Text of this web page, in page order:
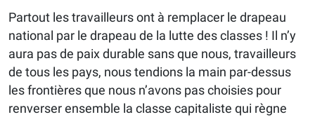
Partout les travailleurs ont à remplacer le drapeau
national par le drapeau de la lutte des classes ! Il n’y
aura pas de paix durable sans que nous, travailleurs
de tous les pays, nous tendions la main par-dessus
les frontières que nous n’avons pas choisies pour
renverser ensemble la classe capitaliste qui règne